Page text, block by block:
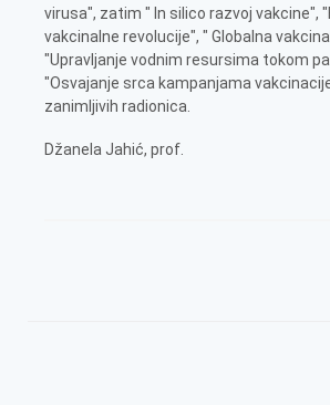
virusa", zatim " In silico razvoj vakcine",
vakcinalne revolucije", " Globalna
"Upravljanje vodnim resursima tokom
"Osvajanje srca kampanjama
zanimljivih radionica.
Džanela Jahić, prof.